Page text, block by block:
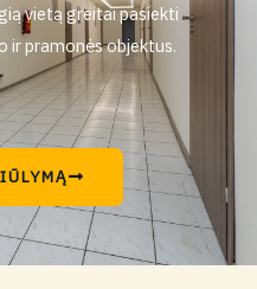
vietą greitai pasiekti
ir pramonės objektus.